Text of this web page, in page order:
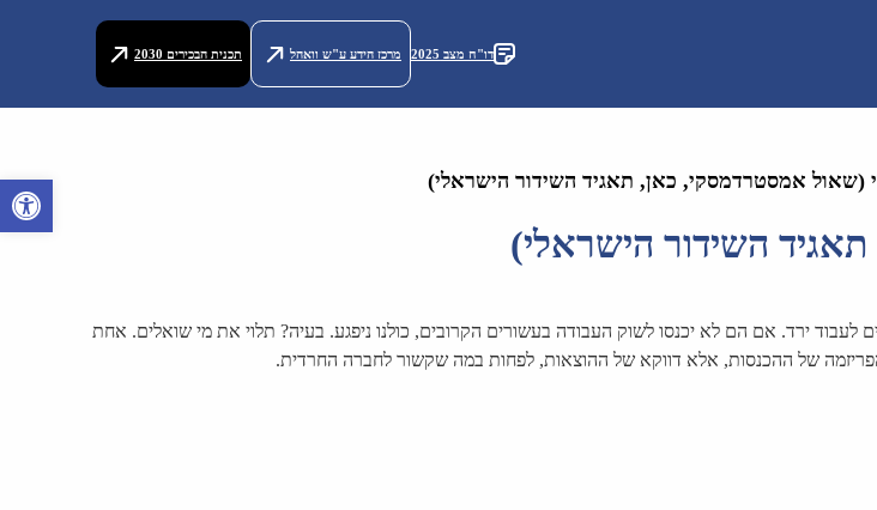
פתח
דו"ח מצב 2025 מרכז הידע ע"ש וואהל תכנית הבכירים 2030
(שאול אמסטרדמסקי, כאן, תאגיד השידור הישראלי)
השידור הישראלי)
ירד. אם הם לא יכנסו לשוק העבודה בעשורים הקרובים, כולנו ניפגע. בעיה? תלוי את מי שואלים. אחת
של ההכנסות, אלא דווקא של ההוצאות, לפחות במה שקשור לחברה החרדית.